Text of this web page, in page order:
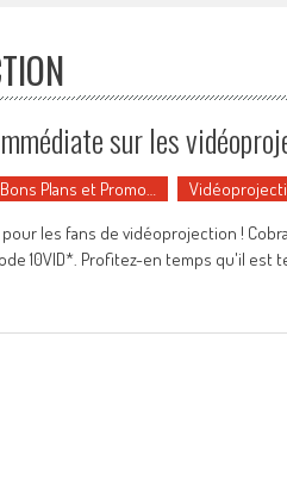
sur les
Bons Plans et Promo…
les fans de vidéoprojection !
10VID*. Profitez-en temps qu'il est